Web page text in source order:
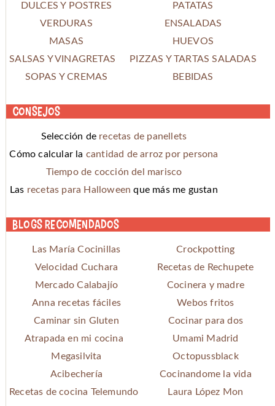
DULCES Y POSTRES
PATATAS
VERDURAS
ENSALADAS
MASAS
HUEVOS
SALSAS Y VINAGRETAS
PIZZAS Y TARTAS SALADAS
SOPAS Y CREMAS
BEBIDAS
Consejos
Selección de recetas de panellets
Cómo calcular la cantidad de arroz por persona
Tiempo de cocción del marisco
Las recetas para Halloween que más me gustan
Blogs recomendados
Las María Cocinillas
Crockpotting
Velocidad Cuchara
Recetas de Rechupete
Mercado Calabajío
Cocinera y madre
Anna recetas fáciles
Webos fritos
Caminar sin Gluten
Cocinar para dos
Atrapada en mi cocina
Umami Madrid
Megasilvita
Octopussblack
Acibechería
Cocinandome la vida
Recetas de cocina Telemundo
Laura López Mon